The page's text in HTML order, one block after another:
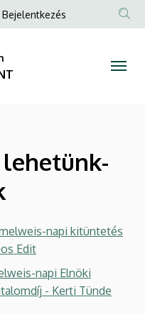
Anonim
Bejelentkezés
lehetünk-
napi kitüntetés
Edit
napi Elnöki
- Kerti Tünde